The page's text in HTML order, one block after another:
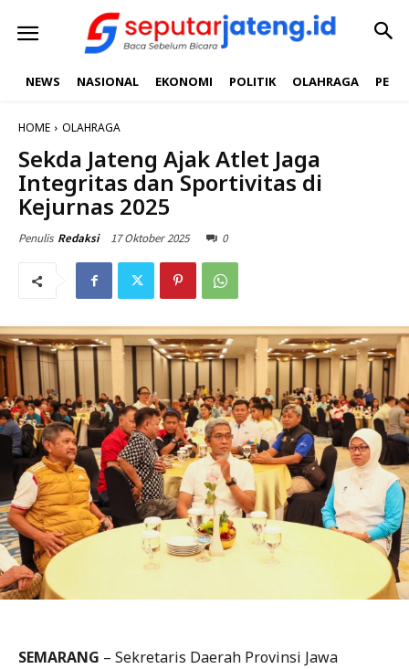
NEWS NASIONAL EKONOMI POLITIK OLAHRAGA
HOME OLAHRAGA
Sekda Jateng Ajak Atlet Jaga
Integritas dan Sportivitas di
Kejurnas 2025
Penulis Redaksi 17 Oktober 2025 0
SEMARANG – Sekretaris Daerah Provinsi Jawa